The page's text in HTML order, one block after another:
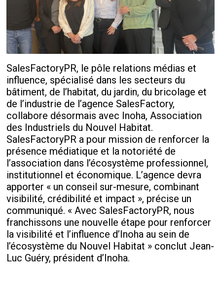
SalesFactoryPR, le pôle relations médias et
influence, spécialisé dans les secteurs du
bâtiment, de l’habitat, du jardin, du bricolage et
de l’industrie de l’agence SalesFactory,
collabore désormais avec Inoha, Association
des Industriels du Nouvel Habitat.
SalesFactoryPR a pour mission de renforcer la
présence médiatique et la notoriété de
l’association dans l’écosystème professionnel,
institutionnel et économique. L’agence devra
apporter « un conseil sur-mesure, combinant
visibilité, crédibilité et impact », précise un
communiqué. « Avec SalesFactoryPR, nous
franchissons une nouvelle étape pour renforcer
la visibilité et l’influence d’Inoha au sein de
l’écosystème du Nouvel Habitat » conclut Jean-
Luc Guéry, président d’Inoha.